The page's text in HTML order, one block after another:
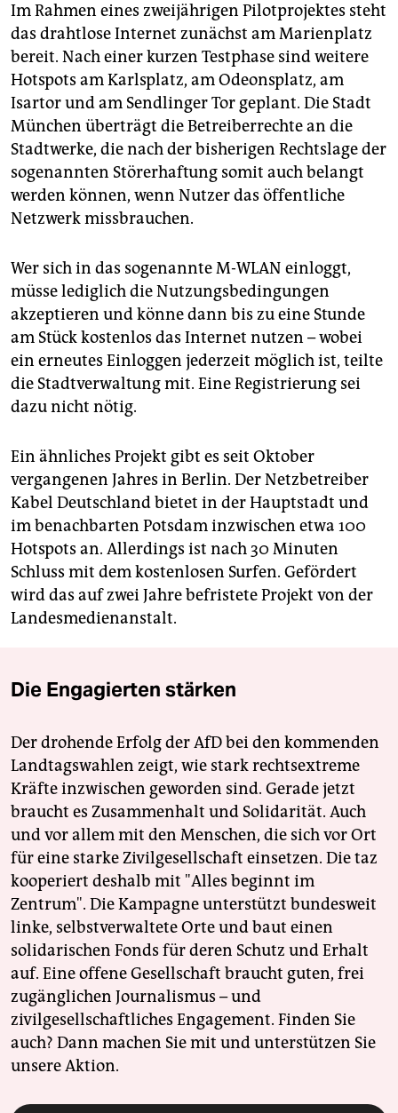
Im Rahmen eines zweijährigen Pilotprojektes steht
das drahtlose Internet zunächst am Marienplatz
bereit. Nach einer kurzen Testphase sind weitere
Hotspots am Karlsplatz, am Odeonsplatz, am
Isartor und am Sendlinger Tor geplant. Die Stadt
München überträgt die Betreiberrechte an die
Stadtwerke, die nach der bisherigen Rechtslage der
sogenannten Störerhaftung somit auch belangt
werden können, wenn Nutzer das öffentliche
Netzwerk missbrauchen.
Wer sich in das sogenannte M-WLAN einloggt,
müsse lediglich die Nutzungsbedingungen
akzeptieren und könne dann bis zu eine Stunde
am Stück kostenlos das Internet nutzen – wobei
ein erneutes Einloggen jederzeit möglich ist, teilte
die Stadtverwaltung mit. Eine Registrierung sei
dazu nicht nötig.
Ein ähnliches Projekt gibt es seit Oktober
vergangenen Jahres in Berlin. Der Netzbetreiber
Kabel Deutschland bietet in der Hauptstadt und
im benachbarten Potsdam inzwischen etwa 100
Hotspots an. Allerdings ist nach 30 Minuten
Schluss mit dem kostenlosen Surfen. Gefördert
wird das auf zwei Jahre befristete Projekt von der
Landesmedienanstalt.
Die Engagierten stärken
Der drohende Erfolg der AfD bei den kommenden
Landtagswahlen zeigt, wie stark rechtsextreme
Kräfte inzwischen geworden sind. Gerade jetzt
braucht es Zusammenhalt und Solidarität. Auch
und vor allem mit den Menschen, die sich vor Ort
für eine starke Zivilgesellschaft einsetzen. Die taz
kooperiert deshalb mit "Alles beginnt im
Zentrum". Die Kampagne unterstützt bundesweit
linke, selbstverwaltete Orte und baut einen
solidarischen Fonds für deren Schutz und Erhalt
auf. Eine offene Gesellschaft braucht guten, frei
zugänglichen Journalismus – und
zivilgesellschaftliches Engagement. Finden Sie
auch? Dann machen Sie mit und unterstützen Sie
unsere Aktion.